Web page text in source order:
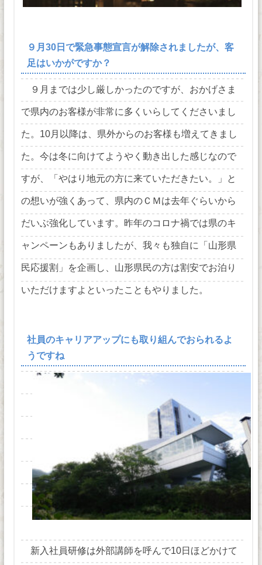
９月30日で緊急事態宣言が解除されましたが、客
足はいかがですか？
９月までは少し厳しかったのですが、おかげさま
で県内のお客様が非常に多くいらしてくださいまし
た。10月以降は、県外からのお客様も増えてきまし
た。今は冬に向けてようやく動き出した感じなので
すが、「やはり地元の方に来ていただきたい。」と
の想いが強くあって、県内のＣＭは去年ぐらいから
だいぶ強化しています。昨年のコロナ禍では県のキ
ャンペーンもありましたが、我々も独自に「山形県
民応援割」を企画し、山形県民の方は割安でお泊り
いただけますよといったこともやりました。
社員のキャリアアップにも取り組んでおられるよ
うですね
新入社員研修は外部講師を呼んで10日ほどかけて